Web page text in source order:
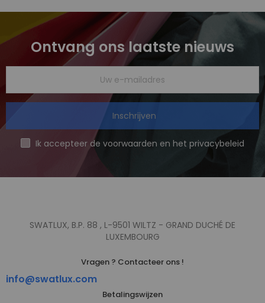
Ontvang ons laatste nieuws
Inschrijven
Ik accepteer de voorwaarden en het privacybeleid
SWATLUX, B.P. 88 , L-9501 WILTZ - GRAND DUCHÉ DE
LUXEMBOURG
Vragen ? Contacteer ons !
info@swatlux.com
Betalingswijzen